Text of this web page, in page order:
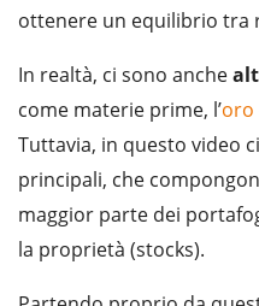
ottenere un equilibrio tra
In realtà, ci sono anche
come materie prime, l’oro
Tuttavia, in questo video
principali, che
maggior parte dei
la proprietà (stocks).